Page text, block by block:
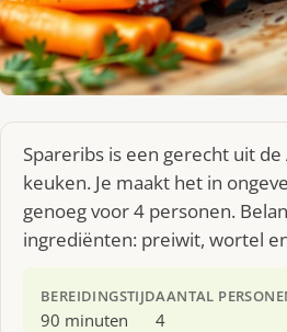
Spareribs is een gerecht uit
keuken. Je maakt het in
genoeg voor 4 personen.
ingrediënten: preiwit, wortel
BEREIDINGSTIJD
90 minuten
AANTAL
4